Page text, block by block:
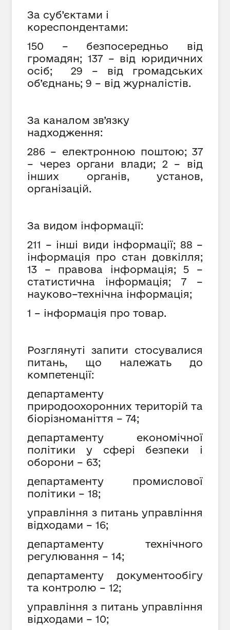
За суб’єктами і
кореспондентами:
150 – безпосередньо від
громадян; 137 – від юридичних
осіб; 29 – від громадських
об’єднань; 9 – від журналістів.
За каналом зв’язку
надходження:
286 – електронною поштою; 37
– через органи влади; 2 – від
інших органів, установ,
організацій.
За видом інформації:
211 – інші види інформації; 88 –
інформація про стан довкілля;
13 – правова інформація; 5 –
статистична інформація; 7 –
науково–технічна інформація;
1 – інформація про товар.
Розглянуті запити стосувалися
питань, що належать до
компетенції:
департаменту
природоохоронних територій та
біорізноманіття – 74;
департаменту економічної
політики у сфері безпеки і
оборони – 63;
департаменту промислової
політики – 18;
управління з питань управління
відходами – 16;
департаменту технічного
регулювання – 14;
департаменту документообігу
та контролю – 12;
управління з питань управління
відходами – 10;